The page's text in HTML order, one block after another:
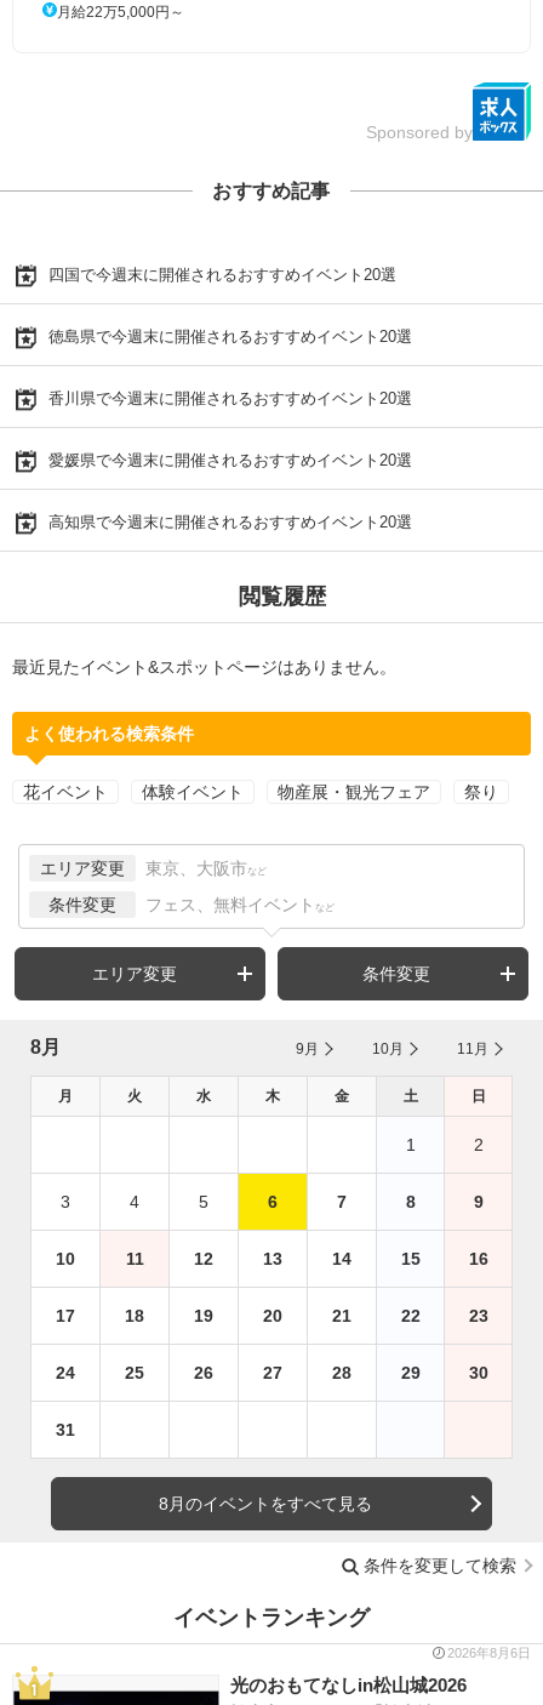
月給22万5,000円～
Sponsored by
おすすめ記事
四国で今週末に開催されるおすすめイベント20選
徳島県で今週末に開催されるおすすめイベント20選
香川県で今週末に開催されるおすすめイベント20選
愛媛県で今週末に開催されるおすすめイベント20選
高知県で今週末に開催されるおすすめイベント20選
閲覧履歴
最近見たイベント&スポットページはありません。
よく使われる検索条件
花イベント 体験イベント 物産展・観光フェア 祭り
エリア変更 東京、大阪市 など
条件変更 フェス、無料イベント など
エリア変更 条件変更
8月 9月 10月 11月
月 火 水 木 金 土 日
1 2
3 4 5 6 7 8 9
10 11 12 13 14 15 16
17 18 19 20 21 22 23
24 25 26 27 28 29 30
31
8月のイベントをすべて見る
条件を変更して検索
イベントランキング
2026年8月6日
光のおもてなしin松山城2026